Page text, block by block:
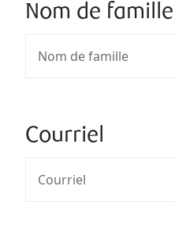
Nom de famille
Courriel